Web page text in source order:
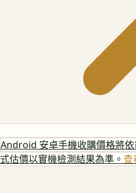
Android 安卓手機收購價格將
式估價以實機檢測結果為準。 查